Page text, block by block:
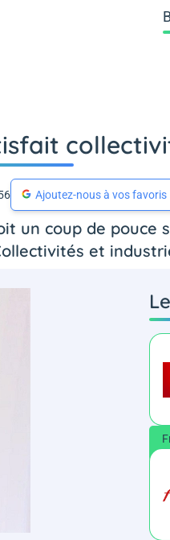
Ajoutez-nous à vos favoris
un coup de pouce
et